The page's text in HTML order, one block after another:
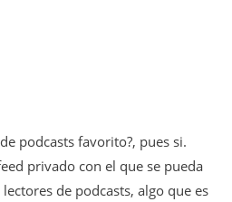
podcasts favorito?, pues si.
privado con el que se pueda
de podcasts, algo que es